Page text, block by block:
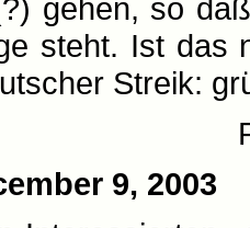
gehen, so
steht. Ist das
Streik:
9, 2003